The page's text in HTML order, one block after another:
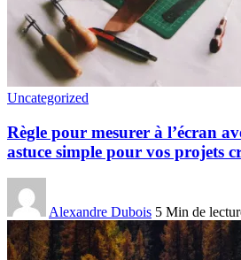
Uncategorized
Règle pour mesurer à l’écran
astuce simple pour vos projets
Alexandre Dubois 5 Min de